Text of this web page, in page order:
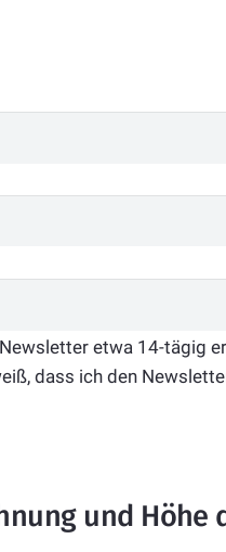
etwa 14-tägig
dass ich den
und Höhe